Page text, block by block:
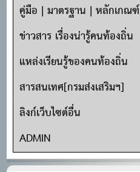
คู่มือ | มาตรฐาน | หลักเกณฑ์
ข่าวสาร เรื่องน่ารู้คนท้องถิ่น
แหล่งเรียนรู้ของคนท้องถิ่น
สารสนเทศ[กรมส่งเสริมฯ]
ลิงก์เว็บไซต์อื่น
ADMIN